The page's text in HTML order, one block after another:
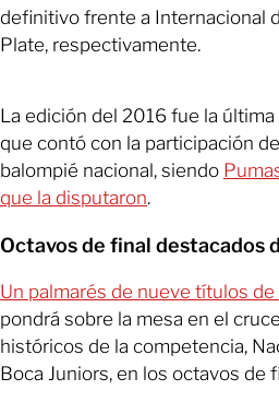
definitivo frente a Internacional
Plate, respectivamente.
La edición del 2016 fue la última
que contó con la participación
balompié nacional, siendo
que la disputaron.
Octavos de final destacados
Un palmarés de nueve títulos
pondrá sobre la mesa en el
históricos de la competencia,
Boca Juniors, en los octavos de